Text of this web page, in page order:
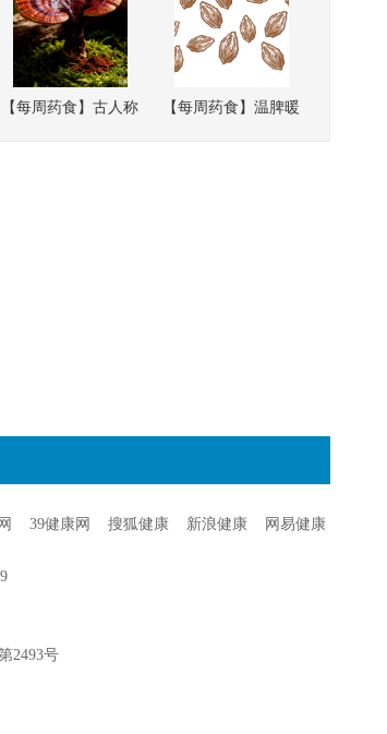
【每周药食】古人称
【每周药食】温脾暖
39健康网 搜狐健康 新浪健康
网易健康
2493号